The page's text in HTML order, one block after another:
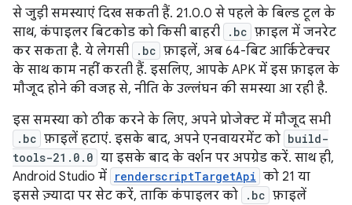
से जुड़ी समस्याएं दिख सकती हैं. 21.0.0 से पहले के बिल्ड टूल के
साथ, कंपाइलर बिटकोड को किसी बाहरी
.bc फ़ाइल में जनरेट
कर सकता है. ये लेगसी
.bc फ़ाइलें, अब 64-बिट आर्किटेक्चर
के साथ काम नहीं करती हैं. इसलिए, आपके APK में इस फ़ाइल के
मौजूद होने की वजह से, नीति के उल्लंघन की समस्या आ रही है.
इस समस्या को ठीक करने के लिए, अपने प्रोजेक्ट में मौजूद सभी
.bc फ़ाइलें हटाएं. इसके बाद, अपने एनवायरमेंट को build-
tools-21.0.0 या इसके बाद के वर्शन पर अपग्रेड करें. साथ ही,
Android Studio में renderscriptTargetApi को 21 या
इससे ज़्यादा पर सेट करें, ताकि कंपाइलर को
.bc फ़ाइलें